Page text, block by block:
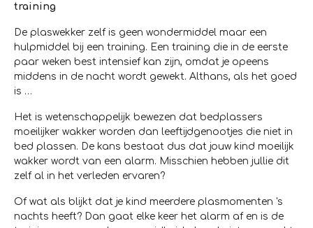
training
De plaswekker zelf is geen wondermiddel maar een
hulpmiddel bij een training. Een training die in de eerste
paar weken best intensief kan zijn, omdat je opeens
middens in de nacht wordt gewekt. Althans, als het goed
is …
Het is wetenschappelijk bewezen dat bedplassers
moeilijker wakker worden dan leeftijdgenootjes die niet in
bed plassen. De kans bestaat dus dat jouw kind moeilijk
wakker wordt van een alarm. Misschien hebben jullie dit
zelf al in het verleden ervaren?
Of wat als blijkt dat je kind meerdere plasmomenten 's
nachts heeft? Dan gaat elke keer het alarm af en is de